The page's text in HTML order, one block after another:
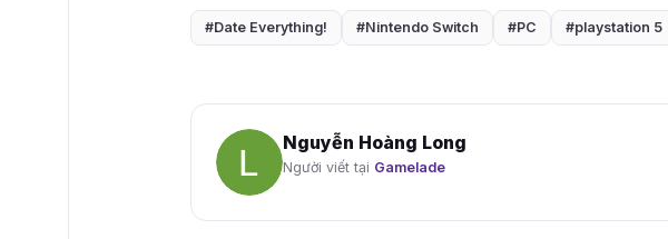
#Date Everything! #Nintendo Switch #PC #playstation 5
Nguyễn Hoàng Long
Người viết tại Gamelade